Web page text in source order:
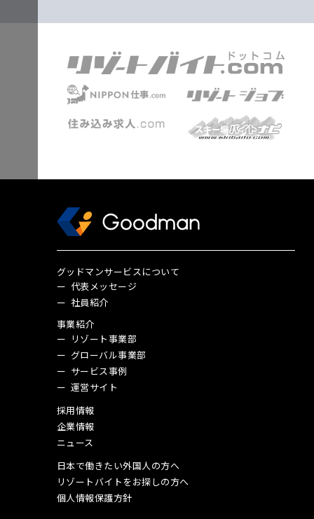
グッドマンサービスについて
代表メッセージ
社員紹介
事業紹介
リゾート事業部
グローバル事業部
サービス事例
運営サイト
採用情報
企業情報
ニュース
日本で働きたい外国人の方へ
リゾートバイトをお探しの方へ
個人情報保護方針